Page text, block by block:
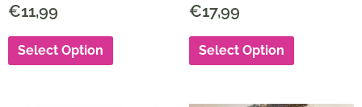
€11,99
Select Option
€17,99
Select Option